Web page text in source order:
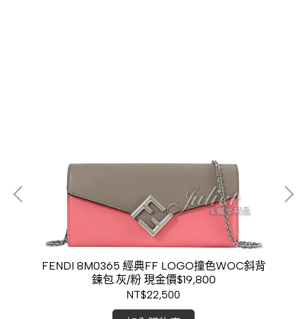
FENDI 8M0365 經典FF LOGO撞色WOC斜背
鍊包.灰/粉 現金價$19,800
NT$22,500